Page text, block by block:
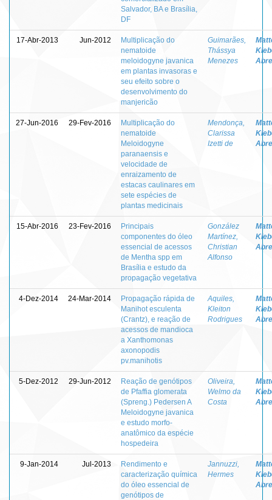
Salvador, BA e Brasília,
DF
17-Abr-2013 Jun-2012
Multiplicação do
nematoide
meloidogyne javanica
em plantas invasoras e
seu efeito sobre o
desenvolvimento do
manjericão
Guimarães,
Thássya
Menezes
27-Jun-2016 29-Fev-2016
Multiplicação do
nematoide
Meloidogyne
paranaensis e
velocidade de
enraizamento de
estacas caulinares em
sete espécies de
plantas medicinais
Mendonça,
Clarissa
Izetti de
15-Abr-2016 23-Fev-2016
Principais
componentes do óleo
essencial de acessos
de Mentha spp em
Brasília e estudo da
propagação vegetativa
González
Martínez,
Christian
Alfonso
4-Dez-2014 24-Mar-2014
Propagação rápida de
Manihot esculenta
(Crantz), e reação de
acessos de mandioca
a Xanthomonas
axonopodis
pv.manihotis
Aquiles,
Kleiton
Rodrigues
5-Dez-2012 29-Jun-2012
Reação de genótipos
de Pfaffia glomerata
(Spreng.) Pedersen A
Meloidogyne javanica
e estudo morfo-
anatômico da espécie
hospedeira
Oliveira,
Welmo da
Costa
9-Jan-2014 Jul-2013
Rendimento e
caracterização química
do óleo essencial de
genótipos de
Jannuzzi,
Hermes